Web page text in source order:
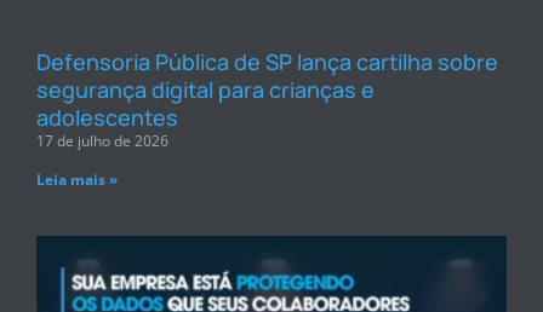
Defensoria Pública de SP lança cartilha sobre
segurança digital para crianças e
adolescentes
17 de julho de 2026
Leia mais »